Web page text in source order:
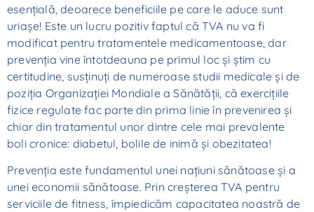
esenţială, deoarece beneficiile pe care le aduce sunt
uriaşe! Este un lucru pozitiv faptul că TVA nu va fi
modificat pentru tratamentele medicamentoase, dar
prevenţia vine întotdeauna pe primul loc şi ştim cu
certitudine, susţinuţi de numeroase studii medicale şi de
poziţia Organizaţiei Mondiale a Sănătăţii, că exerciţiile
fizice regulate fac parte din prima linie în prevenirea şi
chiar din tratamentul unor dintre cele mai prevalente
boli cronice: diabetul, bolile de inimă şi obezitatea!
Prevenţia este fundamentul unei naţiuni sănătoase şi a
unei economii sănătoase. Prin creşterea TVA pentru
serviciile de fitness, împiedicăm capacitatea noastră de